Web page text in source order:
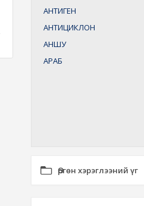
АНТИГЕН
АНТИЦИКЛОН
АНШУ
АРАБ
Өргөн хэрэглээний үг